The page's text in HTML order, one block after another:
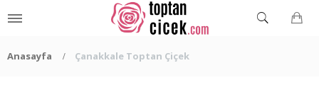
Anasayfa Çanakkale Toptan Çiçek